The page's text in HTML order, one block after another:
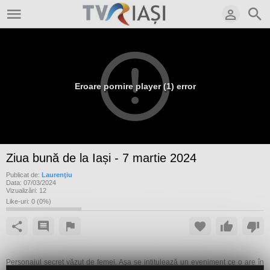
Eroare pornire player (1) error
Ziua bună de la Iași - 7 martie 2024
Publicat de: Laurenţiu
Data: 07/03/2024
Vizualizări: 12
Like-uri: 0 (0%)
Personajul secret văzut de femei. Aşa se intitulează un eveniment ce o are în